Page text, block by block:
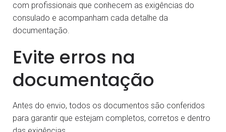
com profissionais que conhecem as exigências do
consulado e acompanham cada detalhe da
documentação.
Evite erros na
documentação
Antes do envio, todos os documentos são conferidos
para garantir que estejam completos, corretos e dentro